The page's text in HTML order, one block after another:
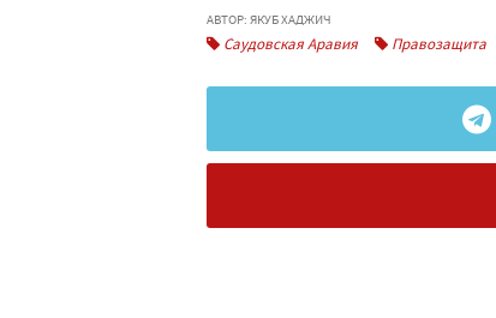
АВТОР: ЯКУБ ХАДЖИЧ
Саудовская Аравия Правозащита